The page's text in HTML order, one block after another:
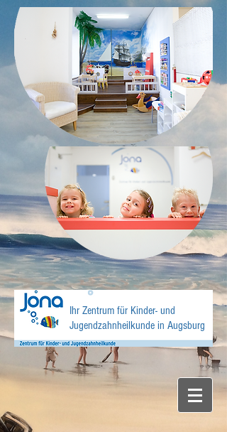
Ihr Zentrum für Kinder- und
Jugendzahnheilkunde in Augsburg